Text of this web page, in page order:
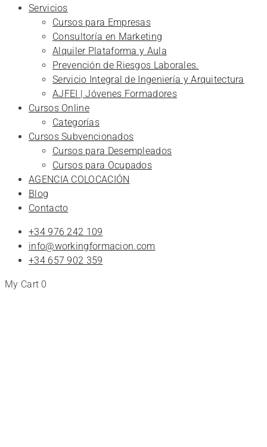
Servicios
Cursos para Empresas
Consultoría en Marketing
Alquiler Plataforma y Aula
Prevención de Riesgos Laborales.
Servicio Integral de Ingeniería y Arquitectura
AJFEI | Jóvenes Formadores
Cursos Online
Categorías
Cursos Subvencionados
Cursos para Desempleados
Cursos para Ocupados
AGENCIA COLOCACIÓN
Blog
Contacto
+34 976 242 109
info@workingformacion.com
+34 657 902 359
My Cart 0